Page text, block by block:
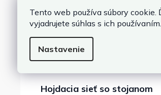
Tento web používa súbory
vyjadrujete súhlas s ich
Nastavenie
Typy hojdacích sietí
Závesná hojdacia sieť
Závesná hojdacia sieť
je
Hojdacia sieť so stojanom